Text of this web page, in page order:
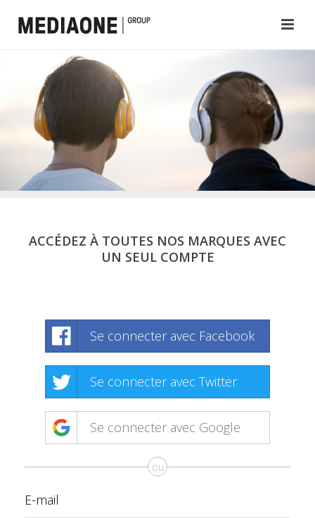
ACCÉDEZ À TOUTES NOS MARQUES AVEC
UN SEUL COMPTE
Se connecter avec Facebook
Se connecter avec Twitter
Se connecter avec Google
ou
E-mail